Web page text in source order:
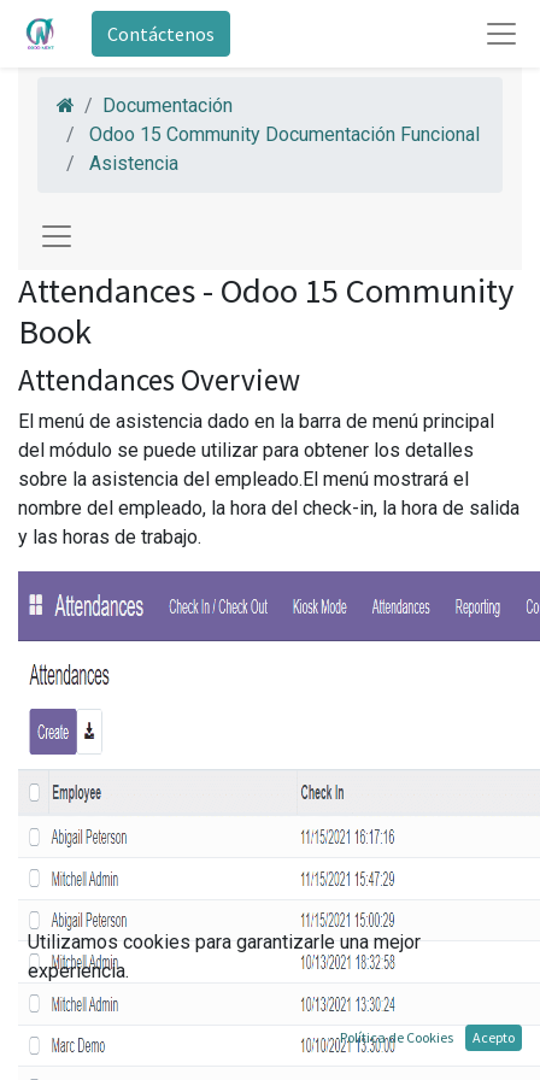
Contáctenos
Documentación
Odoo 15 Community Documentación Funcional
Asistencia
Attendances - Odoo 15 Community
Book
Attendances Overview
El menú de asistencia dado en la barra de menú principal
del módulo se puede utilizar para obtener los detalles
sobre la asistencia del empleado.El menú mostrará el
nombre del empleado, la hora del check-in, la hora de salida
y las horas de trabajo.
Utilizamos cookies para garantizarle una mejor
experiencia.
Política de Cookies Acepto